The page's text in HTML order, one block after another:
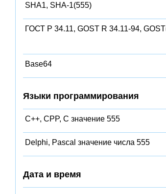
SHA1, SHA-1(555)
ГОСТ Р 34.11, GOST R 34.11-94,
Base64
Языки программирования
C++, CPP, C значение 555
Delphi, Pascal значение числа 555
Дата и время